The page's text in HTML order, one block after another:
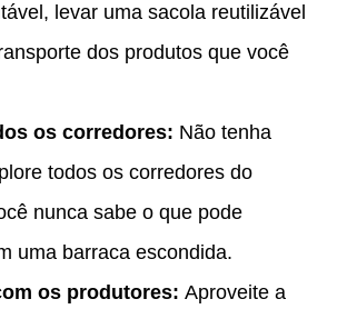
levar uma sacola reutilizável
dos produtos que você
os corredores: Não tenha
todos os corredores do
nunca sabe o que pode
uma barraca escondida.
os produtores: Aproveite a